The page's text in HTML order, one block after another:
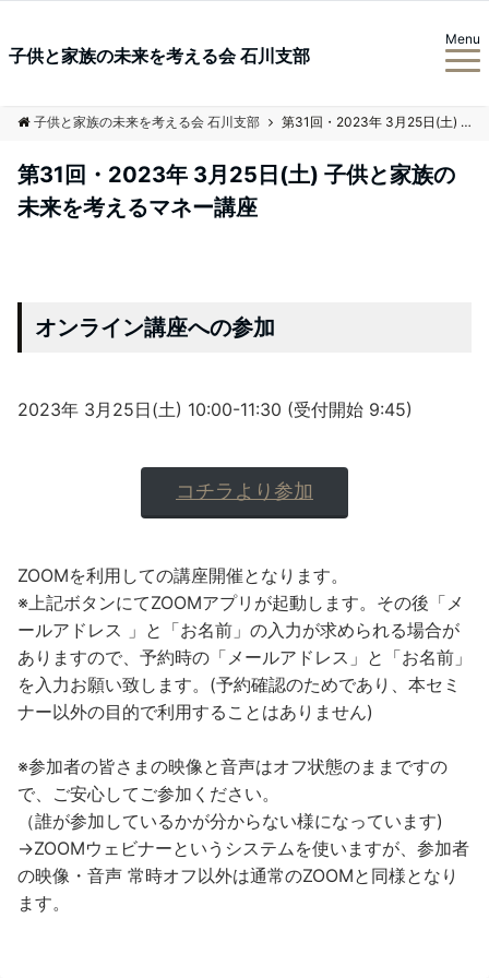
子供と家族の未来を考える会 石川支部
Menu
子供と家族の未来を考える会 石川支部 第31回・2023年 3月25日(土) 子供と家族の未来を考えるマネー講座
第31回・2023年 3月25日(土) 子供と家族の
未来を考えるマネー講座
オンライン講座への参加
2023年 3月25日(土) 10:00-11:30 (受付開始 9:45)
コチラより参加
ZOOMを利用しての講座開催となります。
※上記ボタンにてZOOMアプリが起動します。その後「メ
ールアドレス 」と「お名前」の入力が求められる場合が
ありますので、予約時の「メールアドレス」と「お名前」
を入力お願い致します。(予約確認のためであり、本セミ
ナー以外の目的で利用することはありません)
※参加者の皆さまの映像と音声はオフ状態のままですの
で、ご安心してご参加ください。
（誰が参加しているかが分からない様になっています)
→ZOOMウェビナーというシステムを使いますが、参加者
の映像・音声 常時オフ以外は通常のZOOMと同様となり
ます。